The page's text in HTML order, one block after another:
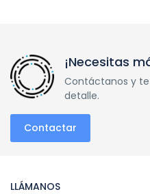
¡Necesitas
Contáctanos y
detalle.
Contactar
LLÁMANOS